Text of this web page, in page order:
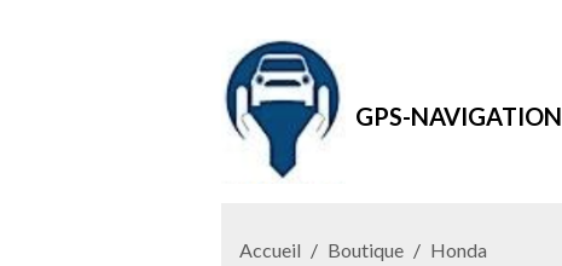
GPS-NAVIGATION
Accueil Boutique
Honda